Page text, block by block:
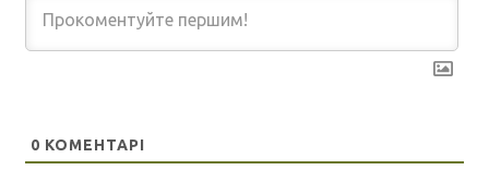
0 КОМЕНТАРІ